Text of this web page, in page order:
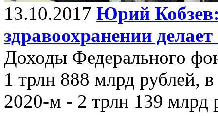
13.10.2017 Юрий
здравоохранении
Доходы Федерального
1 трлн 888 млрд рублей,
2020-м - 2 трлн 139 млрд